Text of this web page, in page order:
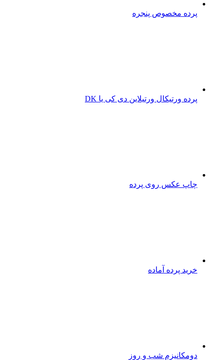
پرده مخصوص پنجره
پرده ورتیکال ورتیلاین دی کی یا DK
چاپ عکس روی پرده
خرید پرده آماده
دومکانیزم شب و روز